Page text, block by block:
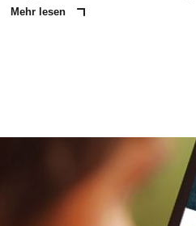
Mehr lesen